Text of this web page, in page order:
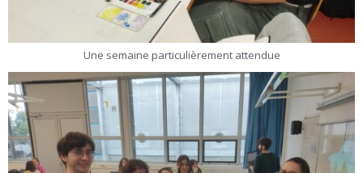
Une semaine particulièrement attendue